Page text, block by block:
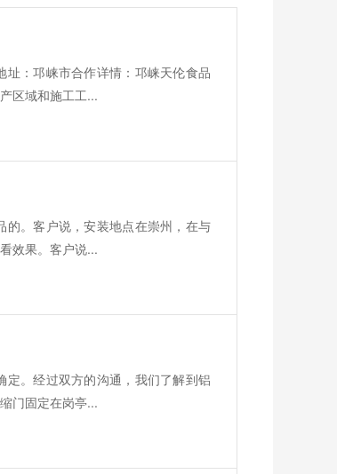
：邛崃市合作详情：邛崃天伦食品
区域和施工工...
。客户说，安装地点在崇州，在与
效果。客户说...
。经过双方的沟通，我们了解到铝
门固定在岗亭...